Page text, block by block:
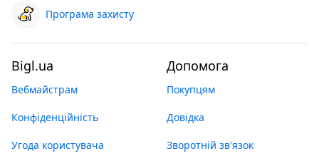
Програма захисту
Bigl.ua
Вебмайстрам
Конфіденційність
Угода користувача
Допомога
Покупцям
Довідка
Зворотній зв'язок